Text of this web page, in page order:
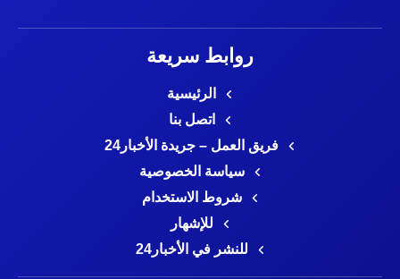
روابط سريعة
الرئيسية
اتصل بنا
فريق العمل – جريدة الأخبار24
سياسة الخصوصية
شروط الاستخدام
للإشهار
للنشر في الأخبار24